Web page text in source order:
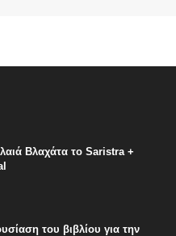
Βλαχάτα το Saristra +
του βιβλίου για την